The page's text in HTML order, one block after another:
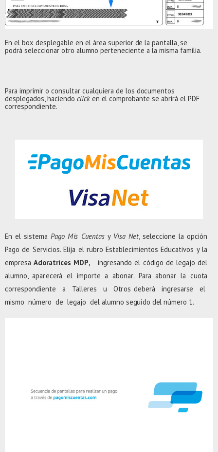
En el box desplegable en el área superior delapantalla,se
podrá seleccionar otro alumno perteneciente alamisma familia.
Paraimprimir o consultar cualquiera de los documentos
desplegados,haciendo click en el comprobante se abriráelPDF
correspondiente.
En el sistemaPagoMis Cuentas y VisaNet,seleccionela opción
Pago de Servicios. Elija el rubroEstablecimientos Educativos yla
empresaAdoratrices MDP,ingresandoel código delegajodel
alumno, apareceráel importe a abonar. Para abonar la cuota
correspondiente a Talleres u Otros deberá ingresarse el
mismo número de legajo del alumno seguido del número 1.